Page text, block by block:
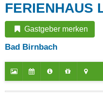
FERIENHAUS
Gastgeber merken
Bad Birnbach